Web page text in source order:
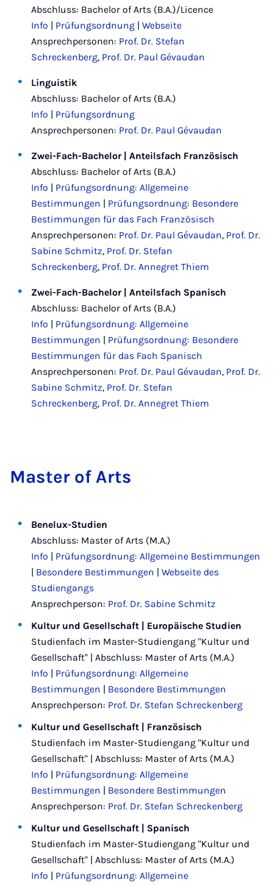
Abschluss: Bachelor of Arts (B.A.)/Licence
Info | Prüfungsordnung |Webseite
Ansprechpersonen: Prof. Dr. Stefan
Schreckenberg, Prof. Dr. Paul Gévaudan
Linguistik
Abschluss: Bachelor of Arts (B.A.)
Info | Prüfungsordnung
Ansprechpersonen: Prof. Dr. Paul Gévaudan
Zwei-Fach-Bachelor | Anteilsfach Französisch
Abschluss: Bachelor of Arts (B.A.)
Info | Prüfungsordnung: Allgemeine
Bestimmungen | Prüfungsordnung: Besondere
Bestimmungen für das Fach Französisch
Ansprechpersonen: Prof. Dr. Paul Gévaudan, Prof. Dr.
Sabine Schmitz, Prof. Dr. Stefan
Schreckenberg, Prof. Dr. Annegret Thiem
Zwei-Fach-Bachelor | Anteilsfach Spanisch
Abschluss: Bachelor of Arts (B.A.)
Info | Prüfungsordnung: Allgemeine
Bestimmungen | Prüfungsordnung: Besondere
Bestimmungen für das Fach Spanisch
Ansprechpersonen: Prof. Dr. Paul Gévaudan, Prof. Dr.
Sabine Schmitz, Prof. Dr. Stefan
Schreckenberg, Prof. Dr. Annegret Thiem
Mas­ter of Arts
Benelux-Studien
Abschluss: Master of Arts (M.A.)
Info | Prüfungsordnung: Allgemeine Bestimmungen
| Besondere Bestimmungen |Webseite des
Studiengangs
Ansprechperson: Prof. Dr. Sabine Schmitz
Kultur und Gesellschaft | Europäische Studien
Studienfach im Master-Studiengang "Kultur und
Gesellschaft" | Abschluss: Master of Arts (M.A.)
Info | Prüfungsordnung: Allgemeine
Bestimmungen | Besondere Bestimmungen
Ansprechperson: Prof. Dr. Stefan Schreckenberg
Kultur und Gesellschaft | Französisch
Studienfach im Master-Studiengang "Kultur und
Gesellschaft" | Abschluss: Master of Arts (M.A.)
Info | Prüfungsordnung: Allgemeine
Bestimmungen | Besondere Bestimmungen
Ansprechperson: Prof. Dr. Stefan Schreckenberg
Kultur und Gesellschaft | Spanisch
Studienfach im Master-Studiengang "Kultur und
Gesellschaft" | Abschluss: Master of Arts (M.A.)
Info | Prüfungsordnung: Allgemeine